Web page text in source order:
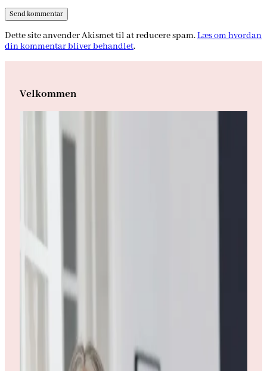
Dette site anvender Akismet til at reducere spam.Læs om hvordan
din kommentar bliver behandlet.
Velkommen